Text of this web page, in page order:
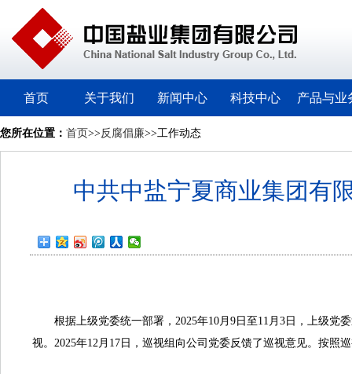
首页 关于我们 新闻中心 科技中心 产品与业
您所在位置： 首页>>反腐倡廉>>工作动态
中共中盐宁夏商业集团有
根据上级党委统一部署，2025年10月9日至11月3日，上级党
视。2025年12月17日，巡视组向公司党委反馈了巡视意见。按照